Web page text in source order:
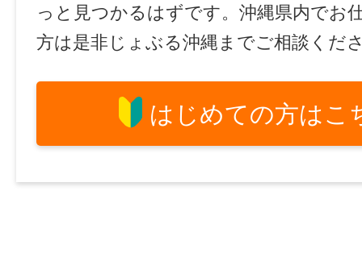
っと見つかるはずです。沖縄県内でお
方は是非じょぶる沖縄までご相談くだ
はじめての方はこ